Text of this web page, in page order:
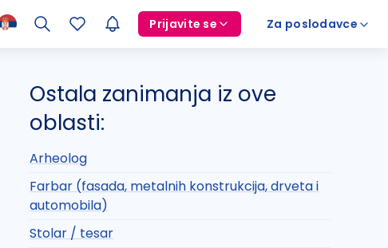
Prijavite se Za poslodavce
Ostala zanimanja iz ove
oblasti:
Arheolog
Farbar (fasada, metalnih konstrukcija, drveta i
automobila)
Stolar / tesar